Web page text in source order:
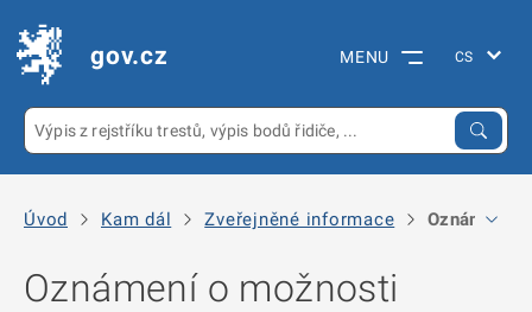
gov.cz MENU
Úvod Kam dál Zveřejněné informace Oznámení o
Oznámení o možnosti